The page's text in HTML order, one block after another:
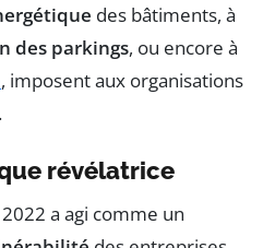
des bâtiments, à
des parkings, ou encore à
, imposent aux organisations
révélatrice
2022 a agi comme un